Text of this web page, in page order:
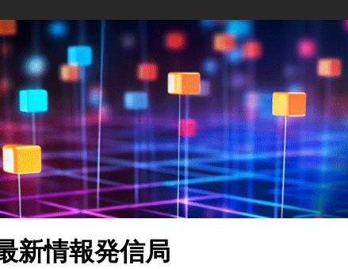
新情報発信局